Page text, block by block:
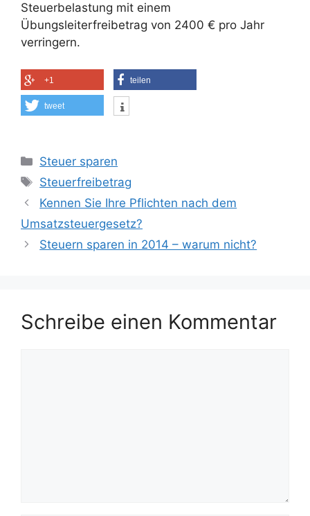
Steuerbelastung mit einem
Übungsleiterfreibetrag von 2400 € pro Jahr
verringern.
+1 teilen
tweet
Kategorien
Steuer sparen
Schlagwörter
Steuerfreibetrag
Kennen Sie Ihre Pflichten nach dem
Umsatzsteuergesetz?
Steuern sparen in 2014 – warum nicht?
Schreibe einen Kommentar